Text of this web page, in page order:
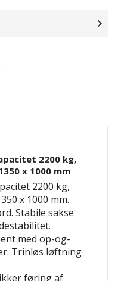
2200 kg,
x 1000 mm
2200 kg,
x 1000 mm.
Stabile sakse
med op-og-
Trinløs løftning
føring af